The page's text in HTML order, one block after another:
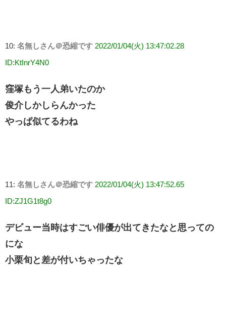
10: 名無しさん＠恐縮です 2022/01/04(火) 13:47:02.28
ID:KtInrY4N0
窪塚もう一人弟いたのか
俊介しかしらんかった
やっぱ似てるわね
11: 名無しさん＠恐縮です 2022/01/04(火) 13:47:52.65
ID:ZJ1G1t8g0
デビュー当時はすごい俳優が出てきたなと思っての
にな
小栗旬と差が付いちゃったな